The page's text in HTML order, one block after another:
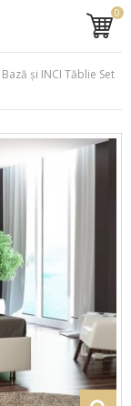
0
și INCI Tăblie Set